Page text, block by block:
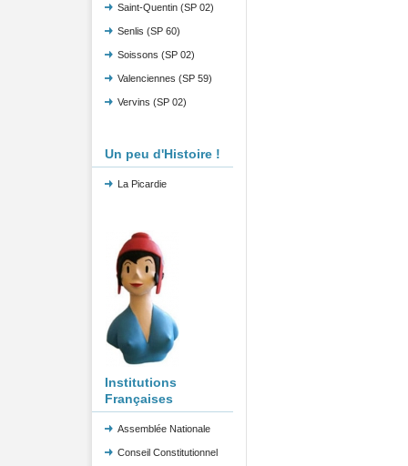
Saint-Quentin (SP 02)
Senlis (SP 60)
Soissons (SP 02)
Valenciennes (SP 59)
Vervins (SP 02)
Un peu d'Histoire !
La Picardie
Institutions
Françaises
Assemblée Nationale
Conseil Constitutionnel